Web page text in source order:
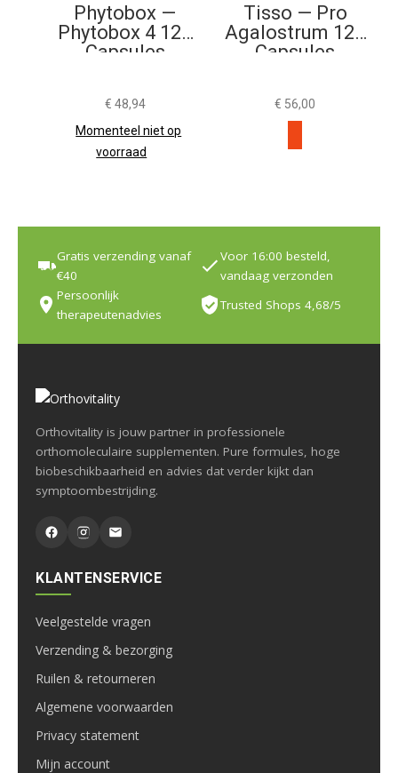
Phytobox —
Phytobox 4 120
Capsules
€ 48,94
Momenteel niet op
voorraad
Tisso — Pro
Agalostrum 120
Capsules
€ 56,00
Gratis verzending vanaf
€40
Voor 16:00 besteld,
vandaag verzonden
Persoonlijk
therapeutenadvies
Trusted Shops 4,68/5
Orthovitality is jouw partner in professionele
orthomoleculaire supplementen. Pure formules, hoge
biobeschikbaarheid en advies dat verder kijkt dan
symptoombestrijding.
KLANTENSERVICE
Veelgestelde vragen
Verzending & bezorging
Ruilen & retourneren
Algemene voorwaarden
Privacy statement
Mijn account